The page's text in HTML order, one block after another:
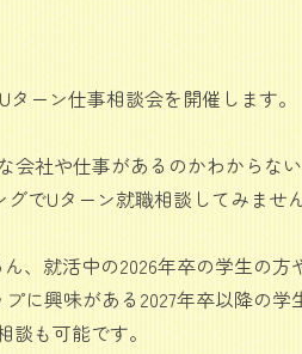
ターン仕事相談会を開催します。
会社や仕事があるのかわからな
でUターン就職相談してみませ
、就活中の2026年卒の学生の方
に興味がある2027年卒以降の学
談も可能です。